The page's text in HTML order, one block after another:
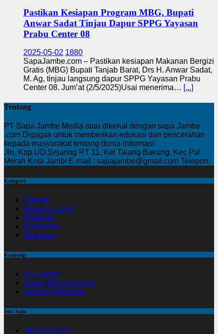
Pastikan Kesiapan Program MBG, Bupati
Anwar Sadat Tinjau Dapur SPPG Yayasan
Prabu Center 08
2025-05-02 1880
SapaJambe.com – Pastikan kesiapan Makanan Bergizi
Gratis (MBG) Bupati Tanjab Barat, Drs H. Anwar Sadat,
M. Ag, tinjau langsung dapur SPPG Yayasan Prabu
Center 08. Jum’at (2/5/2025)Usai menerima… [...]
Tentang
PT Sapa Jambe Media atau dikenal dengan sapa Jambe
.com Digagas untuk memberikan edukasi dan pencerahan
kepada masyarakat tentang dunia informasi.
Jln. Kop.UD.Sejaring RT 11, Kel Talang Bakung, Kec Pal
Merah Kota Jambi E-mail : sapajambe@gmail.com Telepon:
Kategori
Daerah
Seputar Jambi
Nasional
Komunitas
Olahraga
Kunjungi
Ayo Jambi
Aktual Mengabarkan
Jendela Informasi
Info Sapa
Tentang Kami